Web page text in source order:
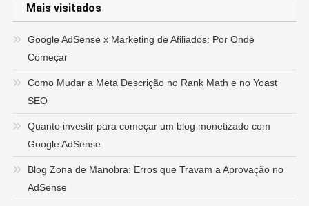
Mais visitados
Google AdSense x Marketing de Afiliados: Por Onde
Começar
Como Mudar a Meta Descrição no Rank Math e no Yoast
SEO
Quanto investir para começar um blog monetizado com
Google AdSense
Blog Zona de Manobra: Erros que Travam a Aprovação no
AdSense